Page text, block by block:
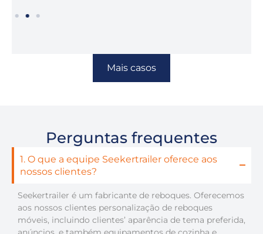
Mais casos
Perguntas frequentes
1. O que a equipe Seekertrailer oferece aos
nossos clientes?
Seekertrailer é um fabricante de reboques. Oferecemos
aos nossos clientes personalização de reboques
móveis, incluindo clientes’ aparência de tema preferida,